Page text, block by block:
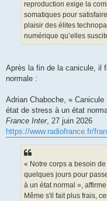
reproduction exige la
somatiques pour
plaisir des élites
numérique qu’elles
Après la fin de la canicule, il
normale :
Adrian Chaboche, «
état de stress à un état
France Inter, 27 juin 2026
https://www.radiofrance.fr/
« Notre corps a besoin
quelques jours pour
à un état normal »,
Même s'il fait plus frais,